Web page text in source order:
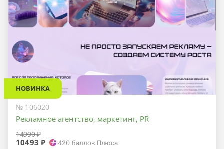
НОВИНКА
№ 106020
Рекламное агентство, маркетинг, PR
14990 ₽
10493 ₽ 420 баллов Плюса